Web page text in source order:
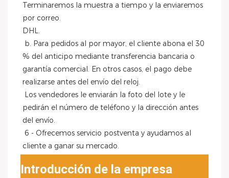
Terminaremos la muestra a tiempo y la enviaremos
por correo.
DHL.
% del anticipo mediante transferencia bancaria o
garantía comercial. En otros casos, el pago debe
realizarse antes del envío del reloj.
pedirán el número de teléfono y la dirección antes
del envío.
cliente a ganar su mercado.
Introducción de la empresa